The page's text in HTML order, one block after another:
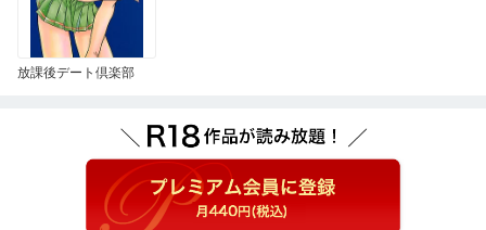
放課後デート倶楽部